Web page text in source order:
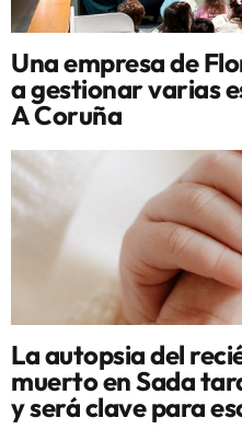
Una empresa de
a gestionar varias
A Coruña
La autopsia del
muerto en Sada
y será clave para